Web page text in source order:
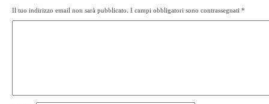
Il tuo indirizzo email non sarà pubblicato. I campi obbligatori sono contrassegnati *